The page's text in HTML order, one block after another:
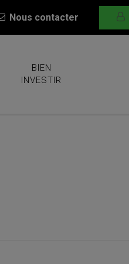
Nous contacter
BIEN
INVESTIR